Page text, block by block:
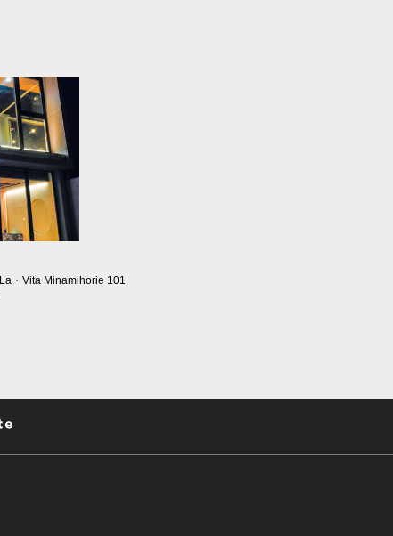
La・Vita Minamihorie 101